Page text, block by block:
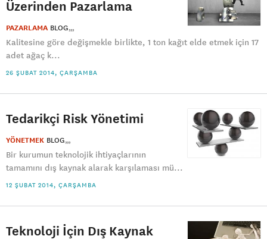
Üzerinden Pazarlama
PAZARLAMA BLOG
Kalitesine göre değişmekle birlikte, 1 ton kağıt elde etmek için 17
adet ağaç k...
26 ŞUBAT 2014, ÇARŞAMBA
Tedarikçi Risk Yönetimi
YÖNETMEK BLOG
Bir kurumun teknolojik ihtiyaçlarının
tamamını dış kaynak alarak karşılaması mü...
12 ŞUBAT 2014, ÇARŞAMBA
Teknoloji İçin Dış Kaynak